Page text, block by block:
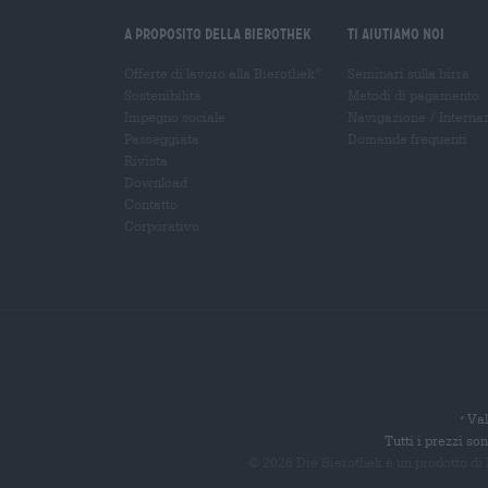
A proposito della Bierothek Ti aiutiamo noi
*
Tutti i prezzi